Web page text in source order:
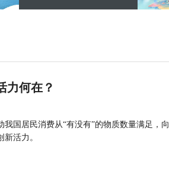
力何在？
国居民消费从“有没有”的物质数量满足，
活力。